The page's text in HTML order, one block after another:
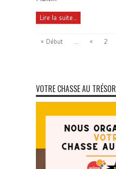
Lire la suite...
« Début « 2
VOTRE CHASSE AU TRÉSOR